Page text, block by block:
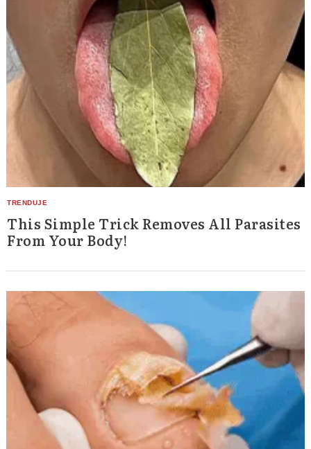
This Simple Trick Removes All Parasites
From Your Body!